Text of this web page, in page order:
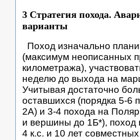
3 Стратегия похода.
варианты
Поход изначально
(максимум неописанных
километража),
неделю до выхода на
Учитывая достаточно
оставшихся (порядка 5-6
2А) и 3-4 похода на
и вершины до 1Б*), поход
4 к.с. и 10 лет